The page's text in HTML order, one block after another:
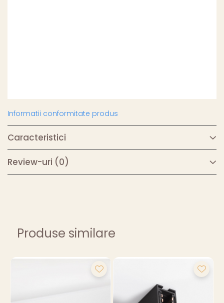
Informatii conformitate produs
Caracteristici
Review-uri (0)
Produse similare